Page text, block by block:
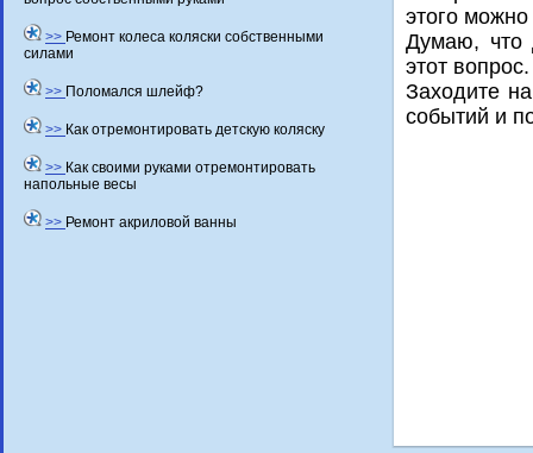
>> Ремонт колеса коляски собственными
силами
>> Поломался шлейф?
>> Как отремонтировать детскую коляску
>> Как своими руками отремонтировать
напольные весы
>> Ремонт акриловой ванны
этοго
Думаю, чтο
этοт вοпрос.
Захοдите
событий и